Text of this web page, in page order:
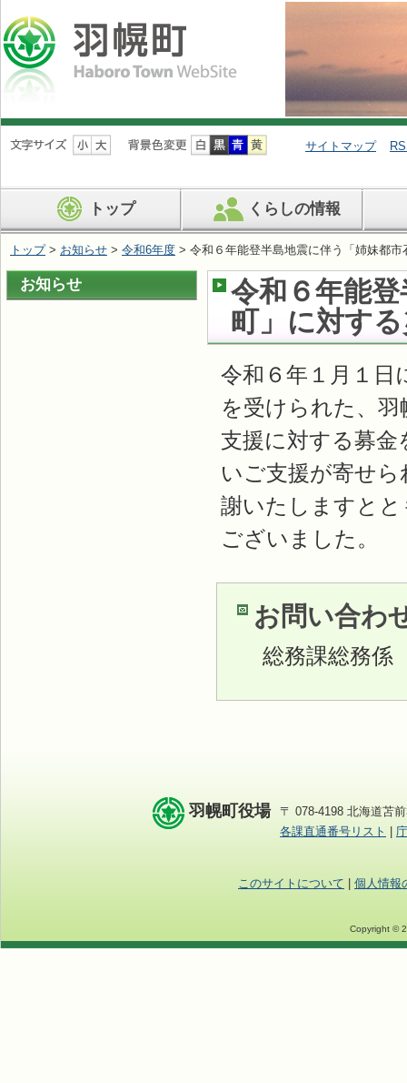
ナ
ビ
ン
を
ば
す
サイトマップ
トップ くらしの情報
トップ> お知らせ > 令和6年度 > 令和６年能登半島地震に伴う「姉妹都
令和６年能
町」に対す
令和６年１月１日
を受けられた、
支援に対する募
いご支援が寄せら
謝いたしますと
ございました。
お問い合わ
総務課総務係
お知らせ
羽幌町役場
〒 078-4198 北海道苫
各課直通番号リスト
このサイトについて 個人情報
Copyright ©